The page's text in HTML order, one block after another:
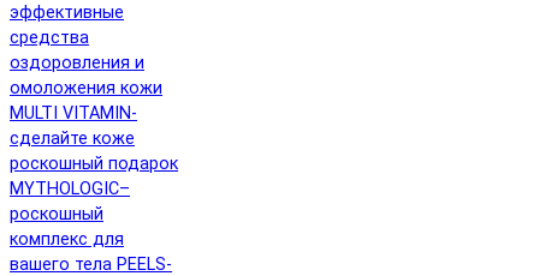
эффективные
средства
оздоровления и
омоложения кожи
MULTI VITAMIN-
сделайте коже
роскошный подарок
MYTHOLOGIC–
роскошный
комплекс для
вашего тела PEELS-